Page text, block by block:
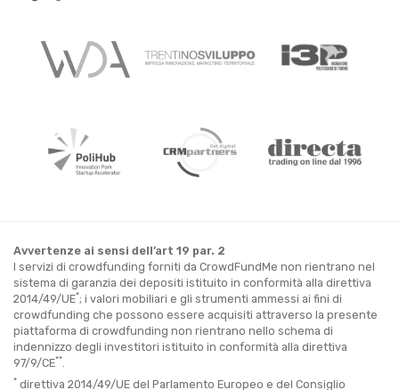
Avvertenze ai sensi dell’art 19 par. 2
I servizi di crowdfunding forniti da CrowdFundMe non rientrano nel
sistema di garanzia dei depositi istituito in conformità alla direttiva
2014/49/UE*; i valori mobiliari e gli strumenti ammessi ai fini di
crowdfunding che possono essere acquisiti attraverso la presente
piattaforma di crowdfunding non rientrano nello schema di
indennizzo degli investitori istituito in conformità alla direttiva
97/9/CE**
* direttiva 2014/49/UE del Parlamento Europeo e del Consiglio